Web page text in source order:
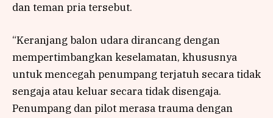
dan teman pria tersebut.
“Keranjang balon udara dirancang dengan
mempertimbangkan keselamatan, khususnya
untuk mencegah penumpang terjatuh secara tidak
sengaja atau keluar secara tidak disengaja.
Penumpang dan pilot merasa trauma dengan